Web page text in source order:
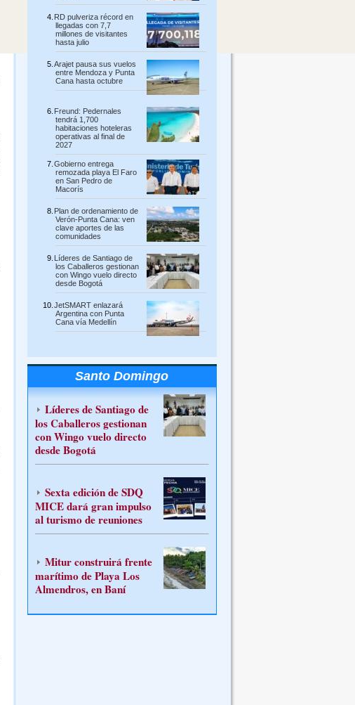
RD pulveriza récord en
llegadas con 7,7
millones de visitantes
hasta julio
Arajet pausa sus vuelos
entre Mendoza y Punta
Cana hasta octubre
Freund: Pedernales
tendrá 1,700
habitaciones hoteleras
operativas al final de
2027
Gobierno entrega
remozada playa El Faro
en San Pedro de
Macorís
Plan de ordenamiento de
Verón-Punta Cana: ven
clave aportes de las
comunidades
Líderes de Santiago de
los Caballeros gestionan
con Wingo vuelo directo
desde Bogotá
JetSMART enlazará
Argentina con Punta
Cana vía Medellín
Santo Domingo
Líderes de Santiago de
los Caballeros gestionan
con Wingo vuelo directo
desde Bogotá
Sexta edición de SDQ
MICE dará gran impulso
al turismo de reuniones
Mitur construirá frente
marítimo de Playa Los
Almendros, en Baní